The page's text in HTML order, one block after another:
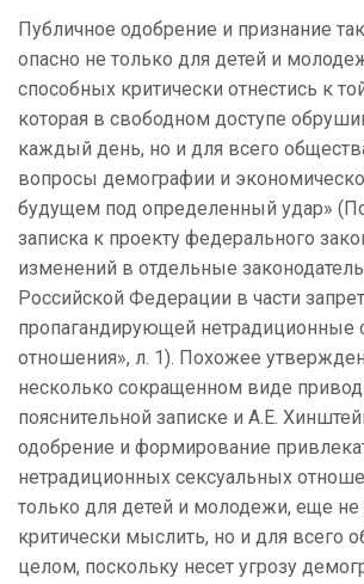
Публичное одобрение и признание
опасно не только для детей и
способных критически отнестись к
которая в свободном доступе
каждый день, но и для всего
вопросы демографии и
будущем под определенный удар»
записка к проекту федерального
изменений в отдельные
Российской Федерации в части
пропагандирующей нетрадиционные
отношения», л. 1). Похожее
несколько сокращенном виде
пояснительной записке и А.Е.
одобрение и формирование
нетрадиционных сексуальных
только для детей и молодежи, еще
критически мыслить, но и для всего
целом, поскольку несет угрозу